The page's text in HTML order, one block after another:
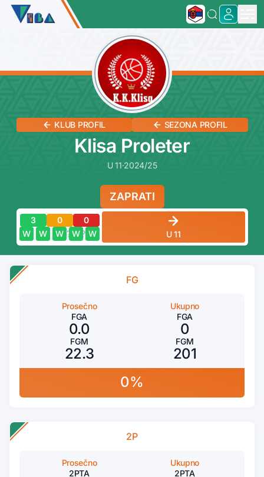
KLUB PROFIL SEZONA PROFIL
Klisa Proleter
U 11·2024/25
ZAPRATI
3 0 0
? ? ? ? ?
W W W W W U 11
FG
Prosečno
FGA
0.0
FGM
22.3
Ukupno
FGA
0
FGM
201
0%
2P
Prosečno
2PTA
Ukupno
2PTA